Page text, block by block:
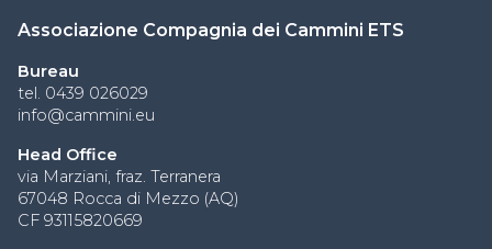
Associazione Compagnia dei Cammini ETS
Bureau
tel. 0439 026029
info@cammini.eu
Head Office
via Marziani, fraz. Terranera
67048 Rocca di Mezzo (AQ)
CF 93115820669